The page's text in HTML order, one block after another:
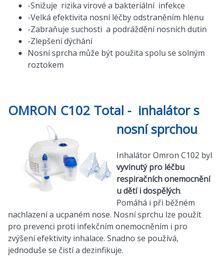
-Snižuje rizika virové a bakteriální infekce
-Velká efektivita nosní léčby odstraněním hlenu
-Zabraňuje suchosti a podráždění nosních dutin
-Zlepšení dýchání
Nosní sprcha může být použita spolu se solným
roztokem
OMRON C102 Total - inhalátor s
nosní sprchou
Inhalátor Omron C102 byl
vyvinutý pro léčbu
respiračních onemocnění
u dětí i dospělých.
Pomáhá i při běžném
nachlazení a ucpaném nose. Nosní sprchu lze použít
pro prevenci proti infekčním onemocněním i pro
zvýšení efektivity inhalace. Snadno se používá,
jednoduše se čistí a dezinfikuje.